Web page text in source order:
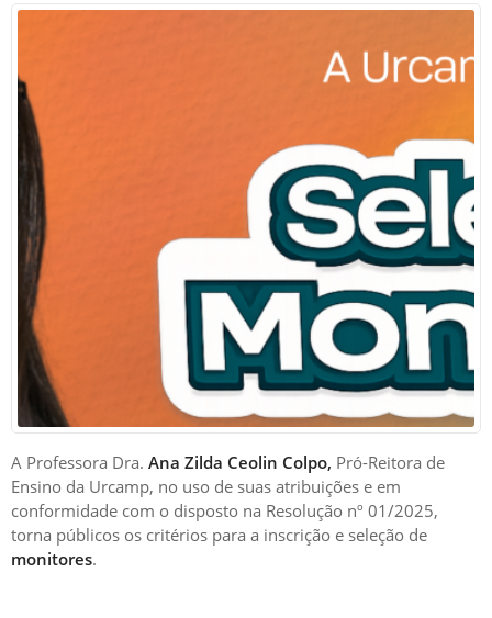
A Professora Dra. Ana Zilda Ceolin Colpo, Pró-Reitora de
Ensino da Urcamp, no uso de suas atribuições e em
conformidade com o disposto na Resolução nº 01/2025,
torna públicos os critérios para a inscrição e seleção de
monitores.